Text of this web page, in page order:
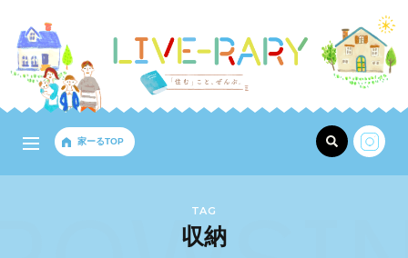
家ーるTOP
TAG
収納